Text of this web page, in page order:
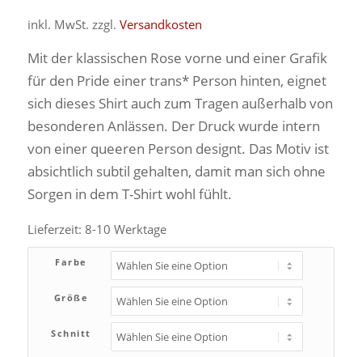
inkl. MwSt. zzgl. Versandkosten
Mit der klassischen Rose vorne und einer Grafik
für den Pride einer trans* Person hinten, eignet
sich dieses Shirt auch zum Tragen außerhalb von
besonderen Anlässen. Der Druck wurde intern
von einer queeren Person designt. Das Motiv ist
absichtlich subtil gehalten, damit man sich ohne
Sorgen in dem T-Shirt wohl fühlt.
Lieferzeit: 8-10 Werktage
Farbe
Größe
Schnitt